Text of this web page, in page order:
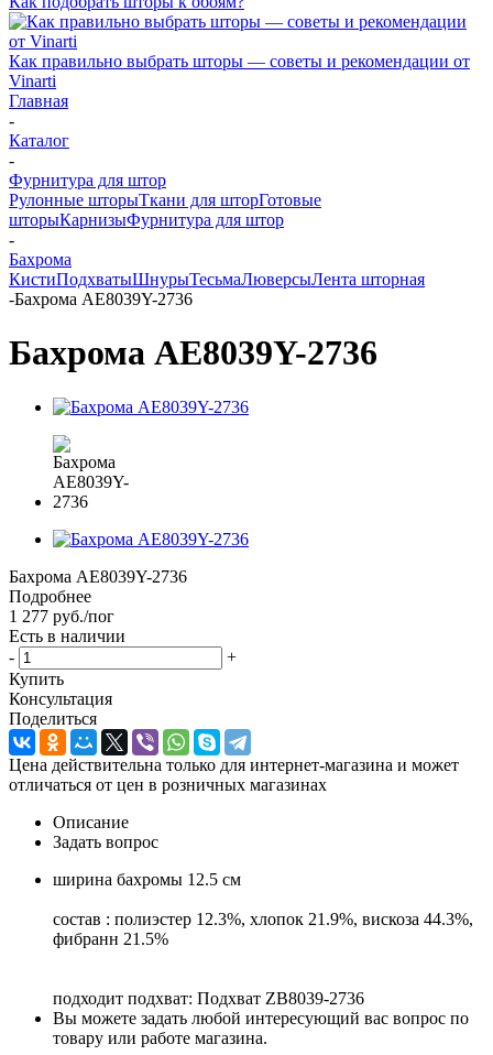
Как правильно выбрать шторы — советы и рекомендации от
Vinarti
Главная
-
Каталог
-
Фурнитура для штор
Рулонные шторыТкани для шторГотовые
шторыКарнизыФурнитура для штор
-
Бахрома
КистиПодхватыШнурыТесьмаЛюверсыЛента шторная
-Бахрома AE8039Y-2736
Бахрома AE8039Y-2736
Бахрома AE8039Y-2736
Подробнее
1 277 руб./пог
Есть в наличии
-
+
Купить
Консультация
Поделиться
Цена действительна только для интернет-магазина и может
отличаться от цен в розничных магазинах
Описание
Задать вопрос
ширина бахромы 12.5 см
состав : полиэстер 12.3%, хлопок 21.9%, вискоза 44.3%,
фибранн 21.5%
подходит подхват: Подхват ZB8039-2736
Вы можете задать любой интересующий вас вопрос по
товару или работе магазина.